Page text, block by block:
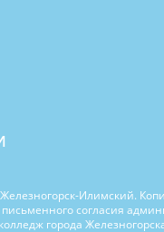
Илимский.
согласия
города